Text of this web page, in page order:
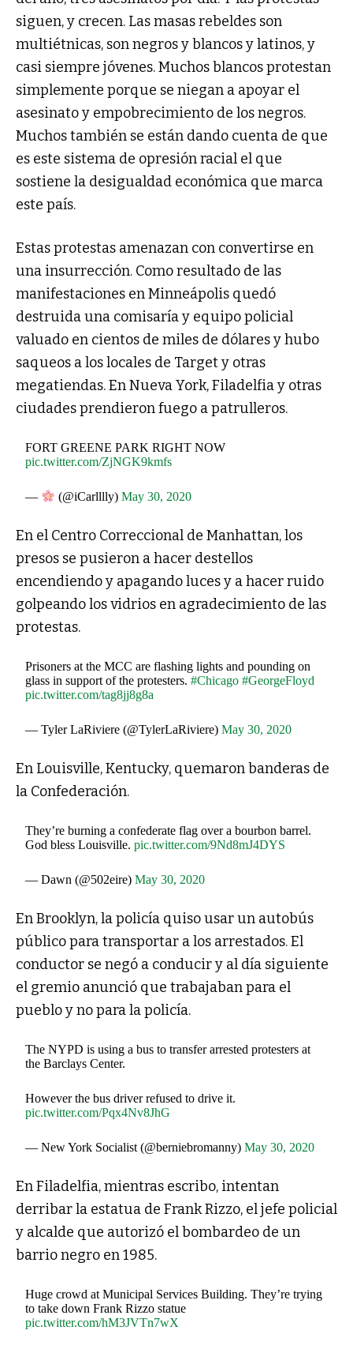
siguen, y crecen. Las masas rebeldes son
multiétnicas, son negros y blancos y latinos, y
casi siempre jóvenes. Muchos blancos protestan
simplemente porque se niegan a apoyar el
asesinato y empobrecimiento de los negros.
Muchos también se están dando cuenta de que
es este sistema de opresión racial el que
sostiene la desigualdad económica que marca
este país.
Estas protestas amenazan con convertirse en
una insurrección. Como resultado de las
manifestaciones en Minneápolis quedó
destruida una comisaría y equipo policial
valuado en cientos de miles de dólares y hubo
saqueos a los locales de Target y otras
megatiendas. En Nueva York, Filadelfia y otras
ciudades prendieron fuego a patrulleros.
FORT GREENE PARK RIGHT NOW
pic.twitter.com/ZjNGK9kmfs
— (@iCarlllly)May 30, 2020
En el Centro Correccional de Manhattan, los
presos se pusieron a hacer destellos
encendiendo y apagando luces y a hacer ruido
golpeando los vidrios en agradecimiento de las
protestas.
Prisoners at the MCC are flashing lights and pounding on
glass in support of the protesters.#Chicago #GeorgeFloyd
pic.twitter.com/tag8jj8g8a
— Tyler LaRiviere (@TylerLaRiviere)May 30, 2020
En Louisville, Kentucky, quemaron banderas de
la Confederación.
They’re burning a confederate flag over a bourbon barrel.
God bless Louisville.pic.twitter.com/9Nd8mJ4DYS
— Dawn (@502eire)May 30, 2020
En Brooklyn, la policía quiso usar un autobús
público para transportar a los arrestados. El
conductor se negó a conduciry al día siguiente
el gremio anunció que trabajaban para el
pueblo y no para la policía.
The NYPD is using a bus to transfer arrested protesters at
the Barclays Center.
However the bus driver refused to drive it.
pic.twitter.com/Pqx4Nv8JhG
— New York Socialist (@berniebromanny)May 30, 2020
En Filadelfia, mientras escribo, intentan
derribar la estatua de Frank Rizzo, el jefe policial
y alcalde que autorizó el bombardeo de un
barrio negro en 1985.
Huge crowd at Municipal Services Building. They’re trying
to take down Frank Rizzo statue
pic.twitter.com/hM3JVTn7wX